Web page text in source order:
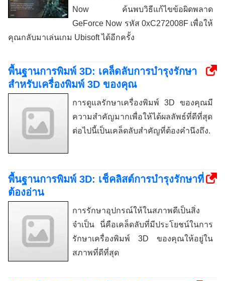
Now ค้นพบวิธีแก้ไขข้อผิดพลาด
GeForce Now รหัส 0xC272008F เพื่อให้
คุณกลับมาเล่นเกม Ubisoft ได้อีกครั้ง
พื้นฐานการพิมพ์ 3D: เคล็ดลับการบำรุงรักษา
สำหรับเครื่องพิมพ์ 3D ของคุณ
การดูแลรักษาเครื่องพิมพ์ 3D ของคุณมี
ความสำคัญมากเพื่อให้ได้ผลลัพธ์ที่ดีที่สุด
ต่อไปนี้เป็นเคล็ดลับสำคัญที่ต้องคำนึงถึง.
พื้นฐานการพิมพ์ 3D: เช็คลิสต์การบำรุงรักษาที่
ต้องอ่าน
การรักษาอุปกรณ์ให้ในสภาพดีเป็นสิ่ง
จำเป็น นี่คือเคล็ดลับที่มีประโยชน์ในการ
รักษาเครื่องพิมพ์ 3D ของคุณให้อยู่ใน
สภาพที่ดีที่สุด